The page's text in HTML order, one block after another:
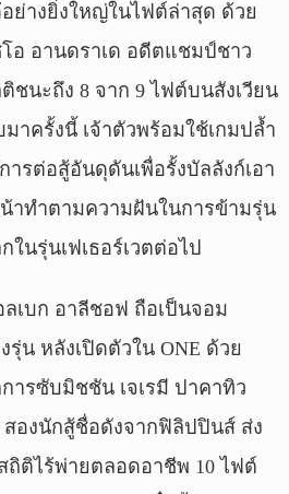
ย่างยิ่งใหญ่ในไฟต์ล่าสุด ด้วย
อ อานดราเด อดีตแชมป์ชาว
ชนะถึง 8 จาก 9 ไฟต์บนสังเวียน
าครั้งนี้ เจ้าตัวพร้อมใช้เกมปล้ำ
ารต่อสู้อันดุดันเพื่อรั้งบัลลังก์เอา
าทำตามความฝันในการข้ามรุ่น
นรุ่นเฟเธอร์เวตต่อไป
เบก อาลีชอฟ ถือเป็นจอม
น หลังเปิดตัวใน ONE ด้วย
ารซับมิชชัน เจเรมี ปาคาทิว
องนักสู้ชื่อดังจากฟิลิปปินส์ ส่ง
ถิติไร้พ่ายตลอดอาชีพ 10 ไฟต์